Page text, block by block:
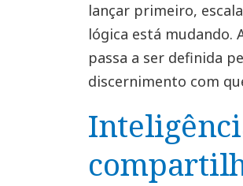
lançar primeiro,
lógica está mudando.
passa a ser definida
discernimento com